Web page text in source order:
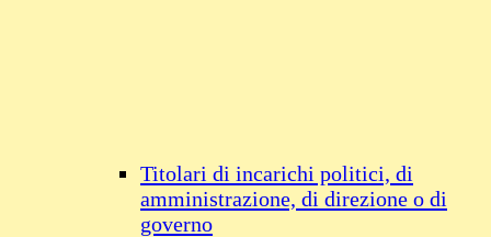
Titolari di incarichi politici, di
amministrazione, di direzione o di
governo